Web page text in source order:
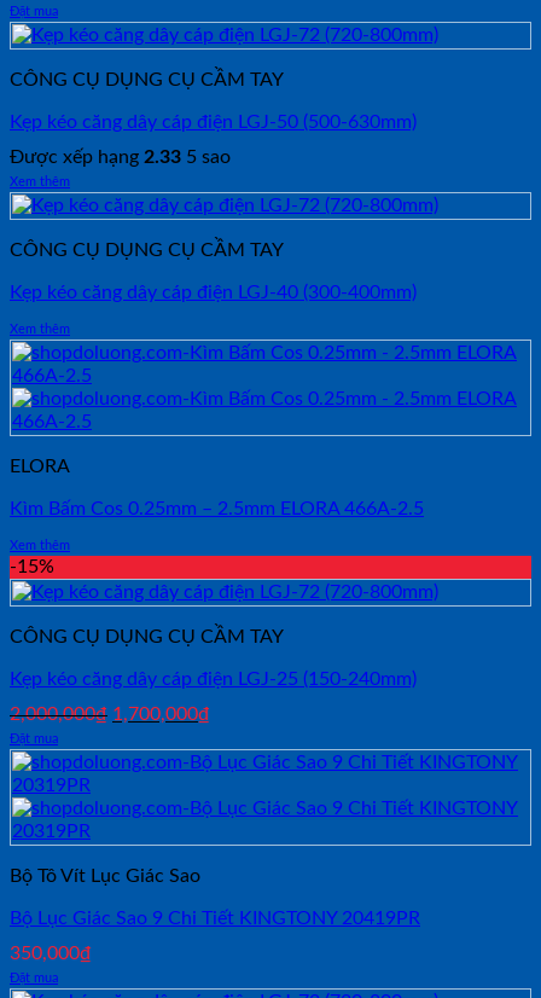
Đặt mua
CÔNG CỤ DỤNG CỤ CẦM TAY
Kẹp kéo căng dây cáp điện LGJ-50 (500-630mm)
Được xếp hạng 2.33 5 sao
Xem thêm
CÔNG CỤ DỤNG CỤ CẦM TAY
Kẹp kéo căng dây cáp điện LGJ-40 (300-400mm)
Xem thêm
ELORA
Kìm Bấm Cos 0.25mm – 2.5mm ELORA 466A-2.5
Xem thêm
-15%
CÔNG CỤ DỤNG CỤ CẦM TAY
Kẹp kéo căng dây cáp điện LGJ-25 (150-240mm)
2,000,000₫ Giá
là:
1,700,000₫
tại
1,700,000₫.
Đặt mua
Bộ Tô Vít Lục Giác Sao
Bộ Lục Giác Sao 9 Chi Tiết KINGTONY 20419PR
350,000₫
Đặt mua